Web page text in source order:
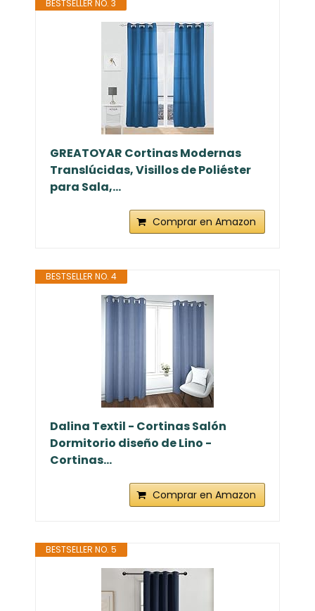
BESTSELLER NO. 3
GREATOYAR Cortinas Modernas
Translúcidas, Visillos de Poliéster
para Sala,...
Comprar en Amazon
BESTSELLER NO. 4
Dalina Textil - Cortinas Salón
Dormitorio diseño de Lino -
Cortinas...
Comprar en Amazon
BESTSELLER NO. 5